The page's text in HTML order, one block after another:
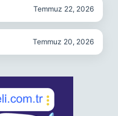
Temmuz 22, 2026
Temmuz 20, 2026